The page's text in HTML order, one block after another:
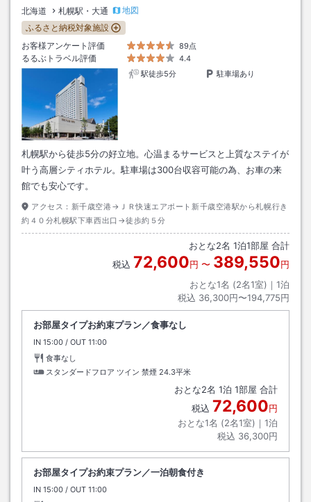
北海道 札幌駅・大通
地図
ふるさと納税対象施設
お客様アンケート評価
89点
るるぶトラベル評価
4.4
駅徒歩5分
駐車場あり
札幌駅から徒歩5分の好立地。心温まるサービスと上質なステイが
叶う高層シティホテル。駐車場は300台収容可能の為、お車の来
館でも安心です。
アクセス： 新千歳空港→ＪＲ快速エアポート新千歳空港駅から札幌行き
約４０分札幌駅下車西出口→徒歩約５分
おとな2名 1泊1部屋 合計
税込 72,600円 〜 389,550円
おとな1名 (2名1室)｜ 1泊
税込 36,300円〜194,775円
お部屋タイプお約束プラン／食事なし
IN チェックイン
15:00 / OUT チェックアウト
11:00
食事なし
スタンダードフロア ツイン 禁煙 24.3平米
おとな2名 1泊 1部屋 合計
税込 72,600円
おとな1名 (2名1室)｜ 1泊
税込 36,300円
お部屋タイプお約束プラン／一泊朝食付き
IN チェックイン
15:00 / OUT チェックアウト
11:00